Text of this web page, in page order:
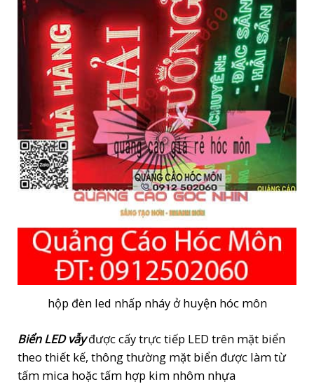
hộp đèn led nhấp nháy ở huyện hóc môn
Biển LED vẫyđược cấy trực tiếp LED trên mặt biển
theo thiết kế, thông thường mặt biển được làm từ
tấm mica hoặc tấm hợp kim nhôm nhựa